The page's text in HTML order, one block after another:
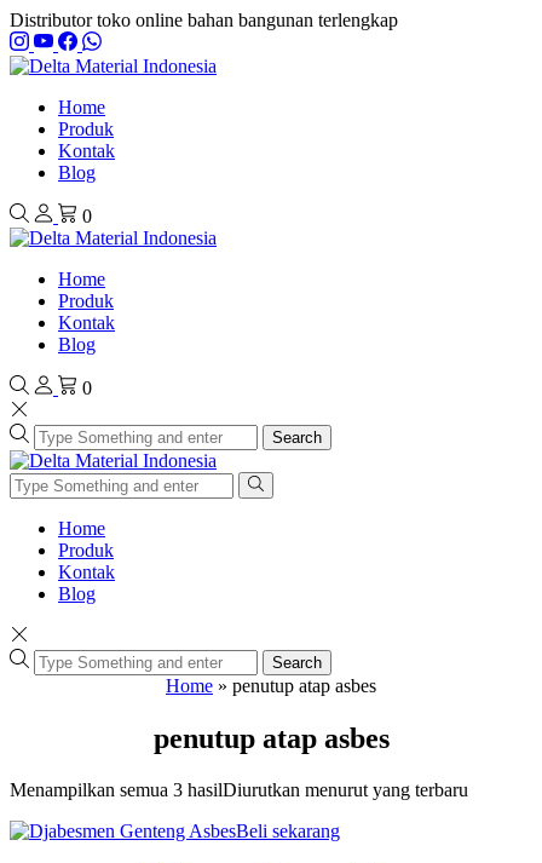
Distributor toko online bahan bangunan terlengkap
Home
Produk
Kontak
Blog
0
Home
Produk
Kontak
Blog
0
Search
Home
Produk
Kontak
Blog
Search
Home » penutup atap asbes
penutup atap asbes
Menampilkan semua 3 hasilDiurutkan menurut yang terbaru
Beli sekarang